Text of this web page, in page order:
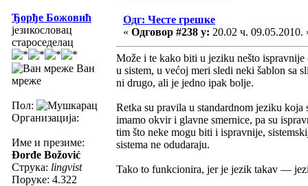
Ђорђе Божовић
језикословац
староседелац
Ван
мреже
Пол:
Организација:
Име и презиме:
Đorđe Božović
Струка: lingvist
Поруке: 4.322
Одг: Честе грешке
« Одговор #238 у: 20.02 ч. 09.05.2010.
Može i te kako biti u jeziku nešto
u sistem, u većoj meri sledi neki šablon sa
ni drugo, ali je jedno ipak bolje.
Retka su pravila u standardnom jeziku
imamo okvir i glavne smernice, pa su
tim što neke mogu biti i ispravnije,
sistema ne odudaraju.
Tako to funkcionira, jer je jezik takav —